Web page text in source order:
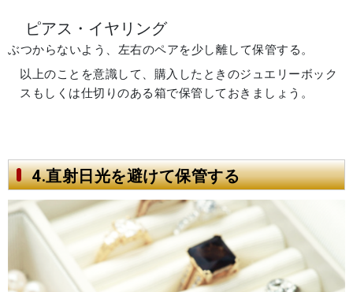
ピアス・イヤリング
ぶつからないよう、左右のペアを少し離して保管する。
以上のことを意識して、購入したときのジュエリーボック
スもしくは仕切りのある箱で保管しておきましょう。
4.直射日光を避けて保管する